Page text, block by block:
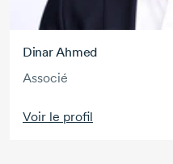
Dinar Ahmed
Associé
Voir le profil